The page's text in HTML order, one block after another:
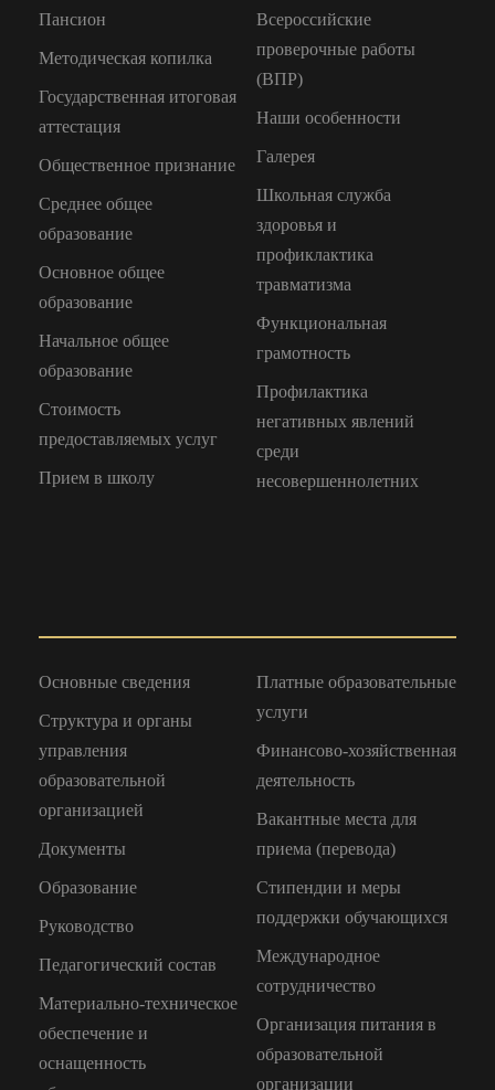
Пансион
Методическая копилка
Государственная итоговая
аттестация
Общественное признание
Среднее общее
образование
Основное общее
образование
Начальное общее
образование
Стоимость
предоставляемых услуг
Прием в школу
Всероссийские
проверочные работы
(ВПР)
Наши особенности
Галерея
Школьная служба
здоровья и
профиклактика
травматизма
Функциональная
грамотность
Профилактика
негативных явлений
среди
несовершеннолетних
Основные сведения
Структура и органы
управления
образовательной
организацией
Документы
Образование
Руководство
Педагогический состав
Материально-техническое
обеспечение и
оснащенность
Платные образовательные
услуги
Финансово-хозяйственная
деятельность
Вакантные места для
приема (перевода)
Стипендии и меры
поддержки обучающихся
Международное
сотрудничество
Организация питания в
образовательной
организации